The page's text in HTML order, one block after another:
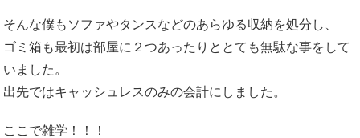
そんな僕もソファやタンスなどのあらゆる収納を処分し、
ゴミ箱も最初は部屋に２つあったりととても無駄な事をして
いました。
出先ではキャッシュレスのみの会計にしました。
ここで雑学！！！